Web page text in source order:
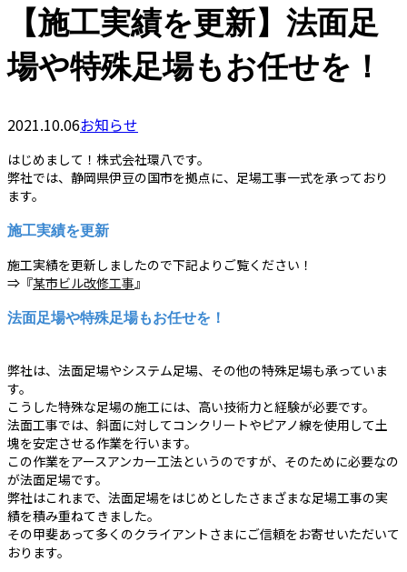
【施工実績を更新】法面足
場や特殊足場もお任せを！
2021.10.06お知らせ
はじめまして！株式会社環八です。
弊社では、静岡県伊豆の国市を拠点に、足場工事一式を承っており
ます。
施工実績を更新
施工実績を更新しましたので下記よりご覧ください！
⇒『某市ビル改修工事』
法面足場や特殊足場もお任せを！
弊社は、法面足場やシステム足場、その他の特殊足場も承っていま
す。
こうした特殊な足場の施工には、高い技術力と経験が必要です。
法面工事では、斜面に対してコンクリートやピアノ線を使用して土
塊を安定させる作業を行います。
この作業をアースアンカー工法というのですが、そのために必要なの
が法面足場です。
弊社はこれまで、法面足場をはじめとしたさまざまな足場工事の実
績を積み重ねてきました。
その甲斐あって多くのクライアントさまにご信頼をお寄せいただいて
おります。